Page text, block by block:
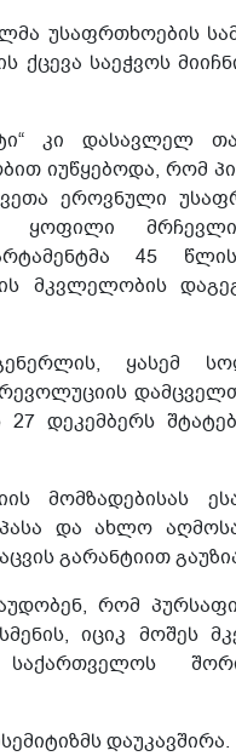
უსაფრთხოების
საეჭვოს
კი დასავლელ
იუწყებოდა, რომ
ეროვნული
ყოფილი
45
მკვლელობის
ყასემ
დეკემბერს
მომზადებისას
და ახლო
გარანტიით
რომ
იციკ მოშეს
დაუკავშირა.